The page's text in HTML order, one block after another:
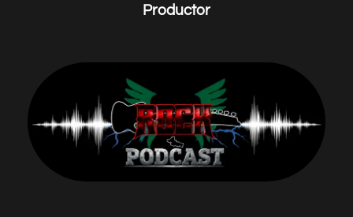
Productor